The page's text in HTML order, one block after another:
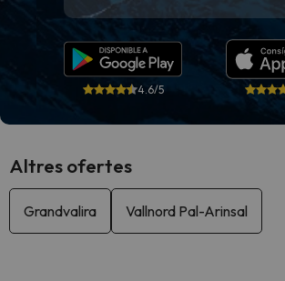
4.6/5
Altres ofertes
Grandvalira Vallnord Pal-Arinsal